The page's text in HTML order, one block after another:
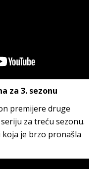
za 3. sezonu
premijere druge
za treću sezonu.
je brzo pronašla